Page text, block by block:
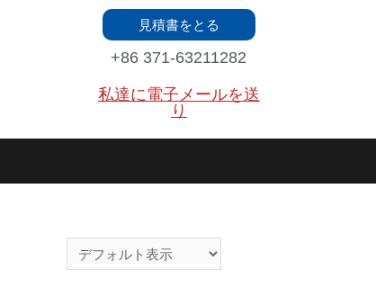
見積書をとる
+86 371-63211282
私達に電子メールを送
り